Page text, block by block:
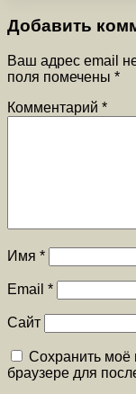
Добавить
Ваш адрес email
поля помечены *
Комментарий *
Имя *
Email *
Сайт
Сохранить моё
браузере для